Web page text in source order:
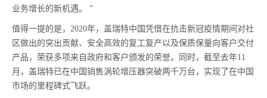
业务增长的新机遇。 ”
值得一提的是，2020年，盖瑞特中国凭借在抗击新冠疫情期间对社
区做出的突出贡献、安全高效的复工复产以及保质保量向客户交付
产品，荣获多项来自政府和客户颁发的荣誉。同时，截至去年11
月，盖瑞特已在中国销售涡轮增压器突破两千万台，实现了在中国
市场的里程碑式飞跃。